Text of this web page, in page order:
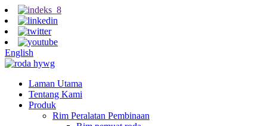
English
Laman Utama
Tentang Kami
Produk
Rim Peralatan Pembinaan